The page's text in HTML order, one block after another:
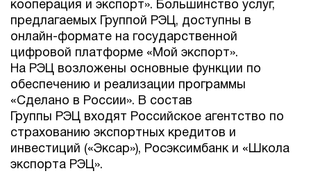
кооперация и экспорт». Большинство услуг,
предлагаемых Группой РЭЦ, доступны в
онлайн-формате на государственной
цифровой платформе «Мой экспорт».
На РЭЦ возложены основные функции по
обеспечению и реализации программы
«Сделано в России». В состав
Группы РЭЦ входят Российское агентство по
страхованию экспортных кредитов и
инвестиций («Эксар»), Росэксимбанк и «Школа
экспорта РЭЦ».